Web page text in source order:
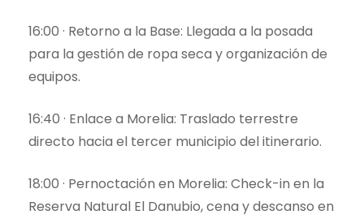
16:00 · Retorno a la Base: Llegada a la posada
para la gestión de ropa seca y organización de
equipos.
16:40 · Enlace a Morelia: Traslado terrestre
directo hacia el tercer municipio del itinerario.
18:00 · Pernoctación en Morelia: Check-in en la
Reserva Natural El Danubio, cena y descanso en